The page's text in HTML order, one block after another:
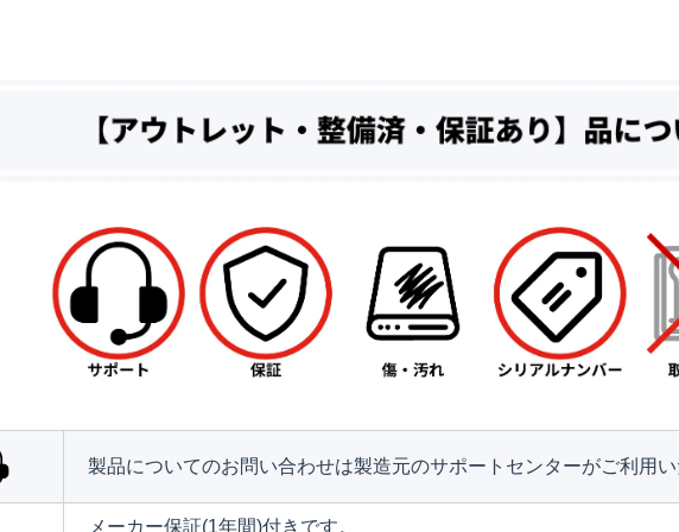
製品についてのお問い合わせは製造元のサポートセンターがご利用
メーカー保証(1年間)付きです。